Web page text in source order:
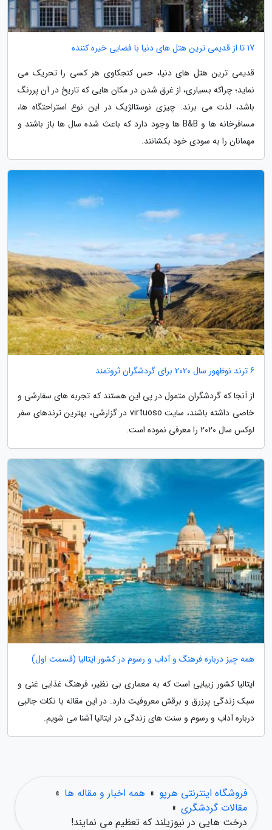
17 تا از قدیمی ترین هتل های دنیا با فضایی خیره کننده
قدیمی ترین هتل های دنیا، حس کنجکاوی هر کسی را تحریک می
نماید؛ چراکه بسیاری، از غرق شدن در مکان هایی که تاریخ در آن پررنگ
باشد، لذت می برند. چیزی نوستالژیک در این نوع استراحتگاه ها،
مسافرخانه ها و B&B ها وجود دارد که باعث شده سال ها باز باشند و
مهمانان را به سودی خود بکشانند.
6 ترند نوظهور سال 2020 برای گردشگران ثروتمند
از آنجا که گردشگران متمول در پی این هستند که تجربه های سفارشی و
خاصی داشته باشند، سایت virtuoso در گزارشی، بهترین ترندهای سفر
لوکس سال 2020 را معرفی نموده است.
همه چیز درباره فرهنگ و آداب و رسوم در کشور ایتالیا (قسمت اول)
ایتالیا کشور زیبایی است که به معماری بی نظیر، فرهنگ غذایی غنی و
سبک زندگی پرزرق و برقش معروفیت دارد. در این مقاله با نکات جالبی
درباره آداب و رسوم و سنت های زندگی در ایتالیا آشنا می شویم.
فروشگاه اینترنتی هرپو » همه اخبار و مقاله ها »
مقالات گردشگری »
درخت هایی در نیوزیلند که تعظیم می نمایند!